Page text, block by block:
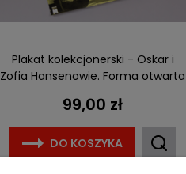
Plakat kolekcjonerski - Oskar i
Zofia Hansenowie. Forma otwarta
99,00 zł
DO KOSZYKA